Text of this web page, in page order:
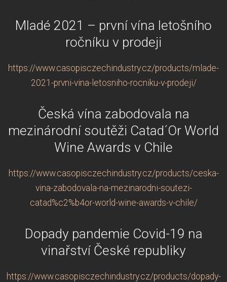
Mladé 2021 – první vína letošního
ročníku v prodeji
https://www.casopisczechindustry.cz/products/mlade-
2021-prvni-vina-letosniho-rocniku-v-prodeji/
Česká vína zabodovala na
mezinárodní soutěži Catad´Or World
Wine Awards v Chile
https://www.casopisczechindustry.cz/products/ceska-
vina-zabodovala-na-mezinarodni-soutezi-
catad%c2%b4or-world-wine-awards-v-chile/
Dopady pandemie Covid-19 na
vinařství České republiky
https://www.casopisczechindustry.cz/products/dopady-